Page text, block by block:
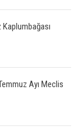
Ayı Meclis